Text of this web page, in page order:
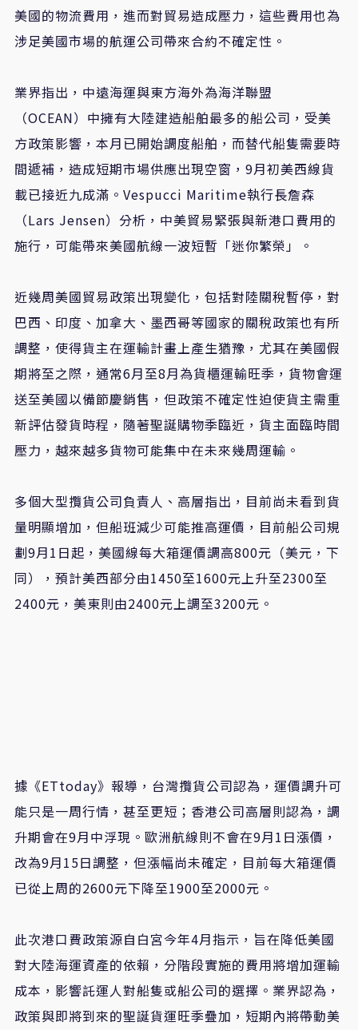
美國的物流費用，進而對貿易造成壓力，這些費用也為
涉足美國市場的航運公司帶來合約不確定性。
業界指出，中遠海運與東方海外為海洋聯盟
（OCEAN）中擁有大陸建造船舶最多的船公司，受美
方政策影響，本月已開始調度船舶，而替代船隻需要時
間遞補，造成短期市場供應出現空窗，9月初美西線貨
載已接近九成滿。Vespucci Maritime執行長詹森
（Lars Jensen）分析，中美貿易緊張與新港口費用的
施行，可能帶來美國航線一波短暫「迷你繁榮」。
近幾周美國貿易政策出現變化，包括對陸關稅暫停，對
巴西、印度、加拿大、墨西哥等國家的關稅政策也有所
調整，使得貨主在運輸計畫上產生猶豫，尤其在美國假
期將至之際，通常6月至8月為貨櫃運輸旺季，貨物會運
送至美國以備節慶銷售，但政策不確定性迫使貨主需重
新評估發貨時程，隨著聖誕購物季臨近，貨主面臨時間
壓力，越來越多貨物可能集中在未來幾周運輸。
多個大型攬貨公司負責人、高層指出，目前尚未看到貨
量明顯增加，但船班減少可能推高運價，目前船公司規
劃9月1日起，美國線每大箱運價調高800元（美元，下
同），預計美西部分由1450至1600元上升至2300至
2400元，美東則由2400元上調至3200元。
據《ETtoday》報導，台灣攬貨公司認為，運價調升可
能只是一周行情，甚至更短；香港公司高層則認為，調
升期會在9月中浮現。歐洲航線則不會在9月1日漲價，
改為9月15日調整，但漲幅尚未確定，目前每大箱運價
已從上周的2600元下降至1900至2000元。
此次港口費政策源自白宮今年4月指示，旨在降低美國
對大陸海運資產的依賴，分階段實施的費用將增加運輸
成本，影響託運人對船隻或船公司的選擇。業界認為，
政策與即將到來的聖誕貨運旺季疊加，短期內將帶動美